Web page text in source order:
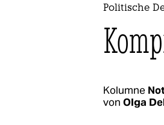
Politische
Kolumne
von Olga